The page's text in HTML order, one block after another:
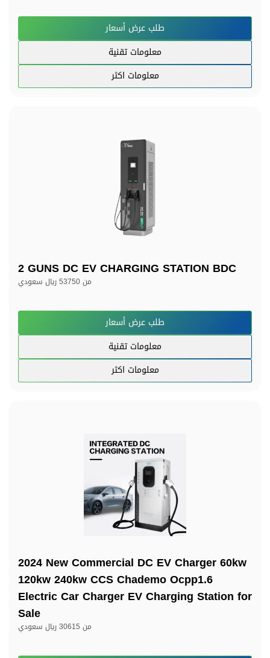
طلب عرض أسعار
معلومات تقنية
معلومات اكثر
2 GUNS DC EV CHARGING STATION BDC
من53750 ريال سعودي
طلب عرض أسعار
معلومات تقنية
معلومات اكثر
2024 New Commercial DC EV Charger 60kw
120kw 240kw CCS Chademo Ocpp1.6
Electric Car Charger EV Charging Station for
Sale
من 30615 ريال سعودي